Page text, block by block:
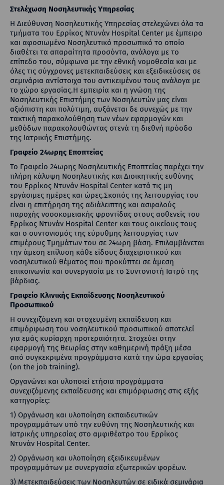
Στελέχωση Νοσηλευτικής Υπηρεσίας
Η Διεύθυνση Νοσηλευτικής Υπηρεσίας στελεχώνει όλα τα
τμήματα του Ερρίκος Ντυνάν Hospital Center με έμπειρο
και αφοσιωμένο Νοσηλευτικό προσωπικό το οποίο
διαθέτει τα απαραίτητα προσόντα, ανάλογα με το
επίπεδο του, σύμφωνα με την εθνική νομοθεσία και με
όλες τις σύγχρονες μετεκπαιδεύσεις και εξειδικεύσεις σε
σεμινάρια αντίστοιχα του αντικειμένου τους ανάλογα με
το χώρο εργασίας.Η εμπειρία και η γνώση της
Νοσηλευτικής Επιστήμης των Νοσηλευτών μας είναι
αξιόπιστη και πολύτιμη, αυξάνεται δε συνεχώς με την
τακτική παρακολούθηση των νέων εφαρμογών και
μεθόδων παρακολουθώντας στενά τη διεθνή πρόοδο
της Ιατρικής Επιστήμης.
Γραφείο 24ωρης Εποπτείας
Το Γραφείο 24ωρης Νοσηλευτικής Εποπτείας παρέχει την
πλήρη κάλυψη Νοσηλευτικής και Διοικητικής ευθύνης
του Ερρίκος Ντυνάν Hospital Center κατά τις μη
εργάσιμες ημέρες και ώρες.Σκοπός της λειτουργίας του
είναι η επιτήρηση της αδιάλειπτης και ασφαλούς
παροχής νοσοκομειακής φροντίδας στους ασθενείς του
Ερρίκος Ντυνάν Hospital Center και τους οικείους τους
και ο συντονισμός της εύρυθμης λειτουργίας των
επιμέρους Τμημάτων του σε 24ωρη βάση. Επιλαμβάνεται
την άμεση επίλυση κάθε είδους διαχειριστικού και
νοσηλευτικού θέματος που προκύπτει σε άμεση
επικοινωνία και συνεργασία με το Συντονιστή Ιατρό της
βάρδιας.
Γραφείο Κλινικής Εκπαίδευσης Νοσηλευτικού
Προσωπικού
Η συνεχιζόμενη και στοχευμένη εκπαίδευση και
επιμόρφωση του νοσηλευτικού προσωπικού αποτελεί
για εμάς κυρίαρχη προτεραιότητα. Στοχεύει στην
εφαρμογή της θεωρίας στην καθημερινή πράξη μέσα
από συγκεκριμένα προγράμματα κατά την ώρα εργασίας
(on the job training).
Οργανώνει και υλοποιεί ετήσια προγράμματα
συνεχιζόμενης εκπαίδευσης και επιμόρφωσης στις εξής
κατηγορίες:
1) Οργάνωση και υλοποίηση εκπαιδευτικών
προγραμμάτων υπό την ευθύνη της Νοσηλευτικής και
Ιατρικής υπηρεσίας στο αμφιθέατρο του Ερρίκος
Ντυνάν Hospital Center.
2) Οργάνωση και υλοποίηση εξειδικευμένων
προγραμμάτων με συνεργασία εξωτερικών φορέων.
3) Μετεκπαιδεύσεις των Νοσηλευτών σε ειδικά σεμινάρια